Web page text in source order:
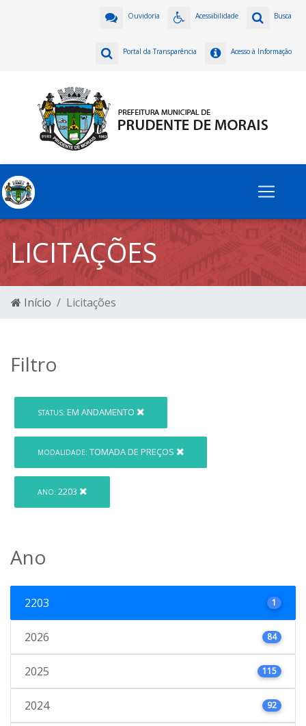
Busca
Acessibilidade
Ouvidoria
Acesso à Informação
Portal da Transparência
LICITAÇÕES
Início Licitações
Filtro
STATUS: EM ANDAMENTO
MODALIDADE: TOMADA DE PREÇOS
ANO: 2203
Ano
2203 1
2026 84
2025 115
2024 92